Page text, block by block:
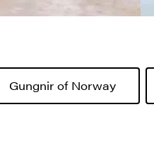
Gungnir of Norway